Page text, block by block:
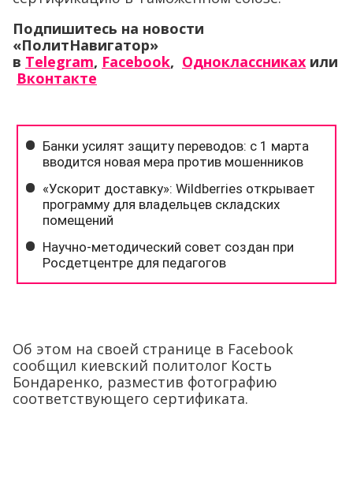
Подпишитесь на новости
«ПолитНавигатор»
в Telegram, Facebook, Одноклассниках или
Вконтакте
Об этом на своей странице в Facebook
сообщил киевский политолог Кость
Бондаренко, разместив фотографию
соответствующего сертификата.